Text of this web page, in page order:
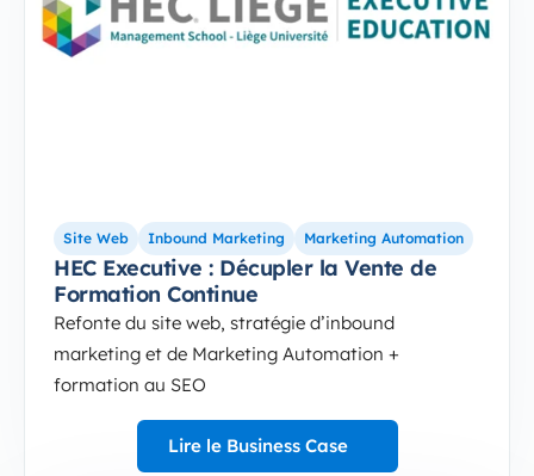
Site Web Inbound Marketing Marketing Automation
HEC Executive : Décupler la Vente de
Formation Continue
Refonte du site web, stratégie d’inbound
marketing et de Marketing Automation +
formation au SEO
Lire le Business Case